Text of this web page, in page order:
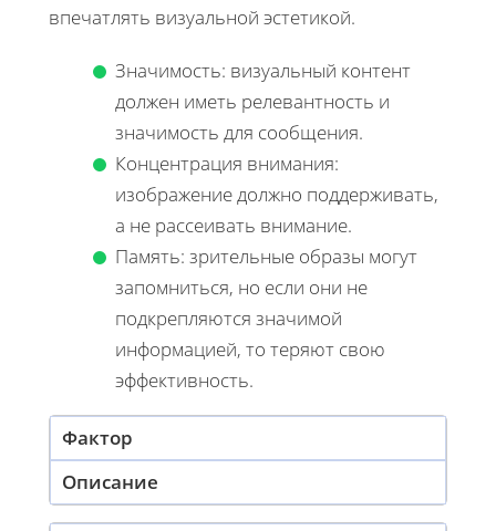
впечатлять визуальной эстетикой.
Значимость: визуальный контент
должен иметь релевантность и
значимость для сообщения.
Концентрация внимания:
изображение должно поддерживать,
а не рассеивать внимание.
Память: зрительные образы могут
запомниться, но если они не
подкрепляются значимой
информацией, то теряют свою
эффективность.
Фактор
Описание